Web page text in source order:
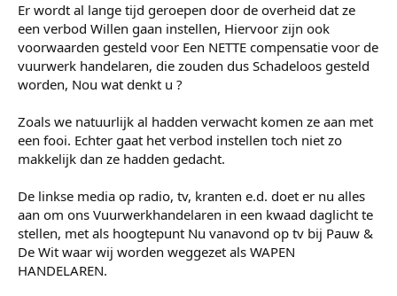
Er wordt al lange tijd geroepen door de overheid dat ze
een verbod Willen gaan instellen, Hiervoor zijn ook
voorwaarden gesteld voor Een NETTE compensatie voor de
vuurwerk handelaren, die zouden dus Schadeloos gesteld
worden, Nou wat denkt u ?
Zoals we natuurlijk al hadden verwacht komen ze aan met
een fooi. Echter gaat het verbod instellen toch niet zo
makkelijk dan ze hadden gedacht.
De linkse media op radio, tv, kranten e.d. doet er nu alles
aan om ons Vuurwerkhandelaren in een kwaad daglicht te
stellen, met als hoogtepunt Nu vanavond op tv bij Pauw &
De Wit waar wij worden weggezet als WAPEN
HANDELAREN.